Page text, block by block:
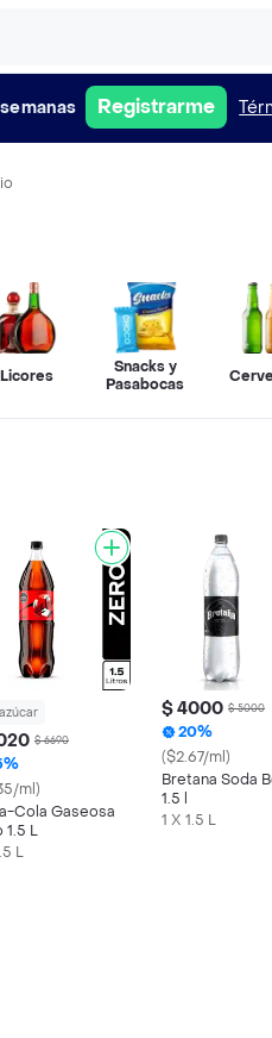
Registrarme
Licores
Snacks y
Pasabocas
$ 6690
ml)
Cola Gaseosa
1.5 L
L
$ 4000 $ 5000
20%
($2.67/ml)
Bretana Soda
1.5 l
1 X 1.5 L